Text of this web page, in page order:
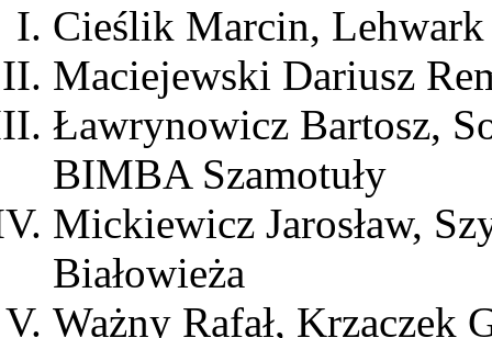
Cieślik Marcin,
Maciejewski Dariusz
Ławrynowicz Bartosz,
BIMBA Szamotuły
Mickiewicz Jarosław,
Białowieża
Ważny Rafał, Krzaczek